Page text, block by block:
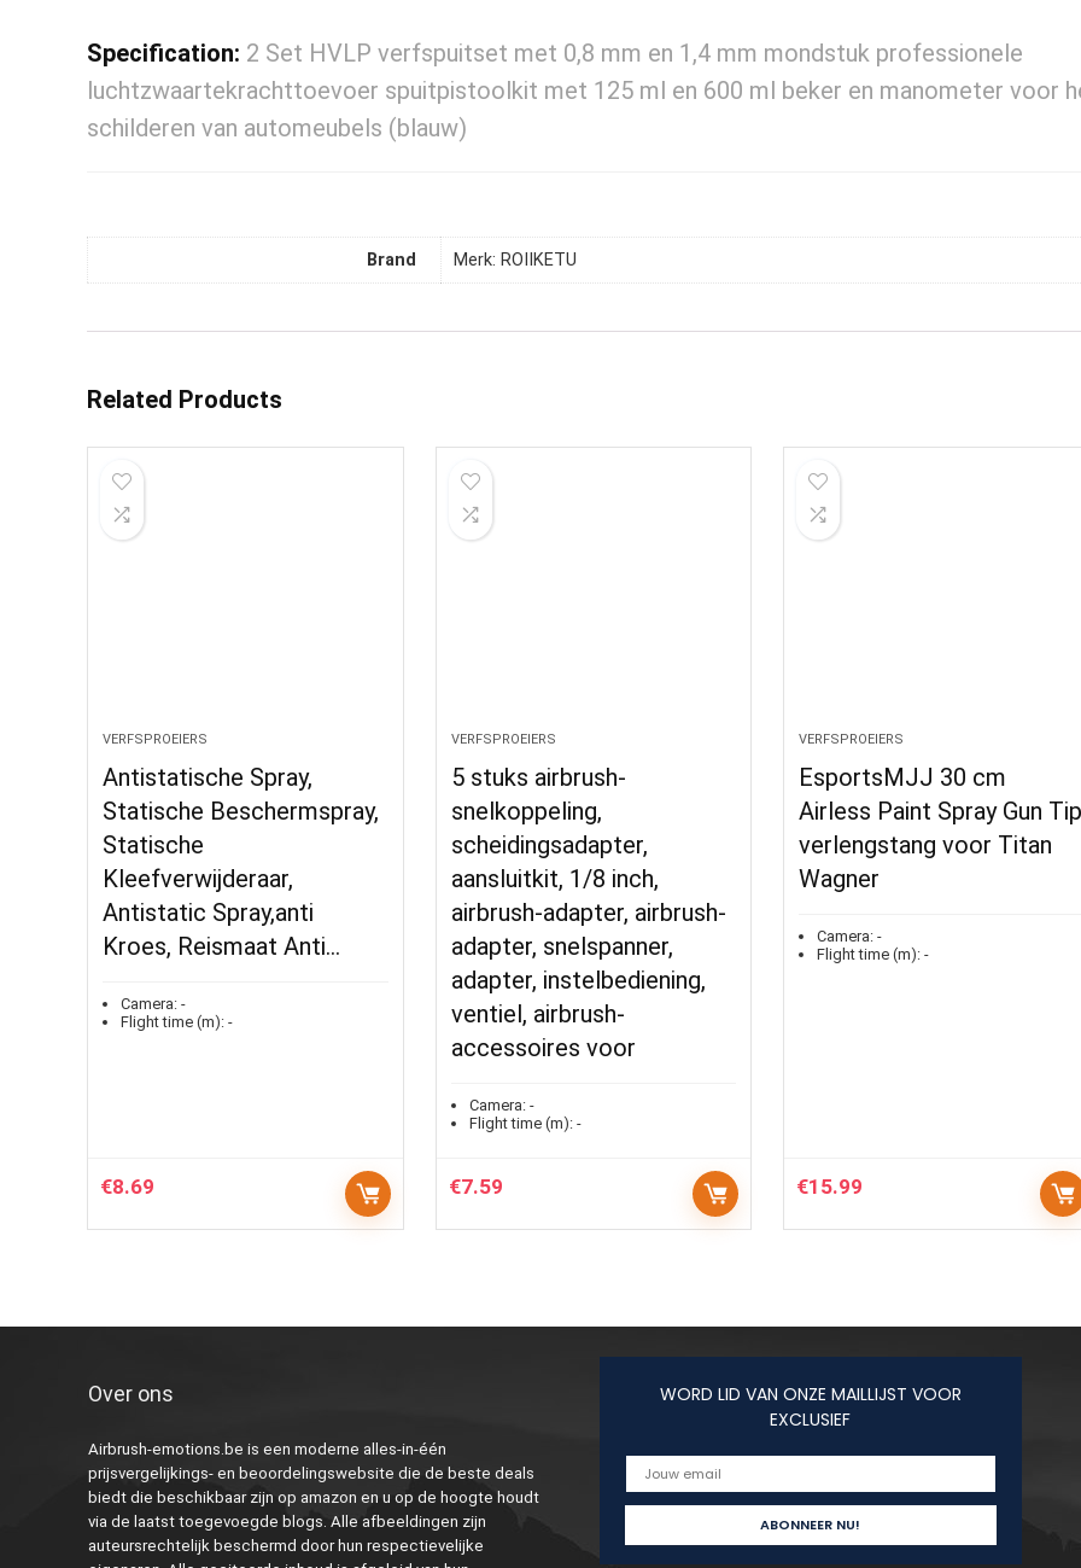
Specification: 2 Set HVLP verfspuitset met 0,8 mm en 1,4 mm mondstuk professionele
luchtzwaartekrachttoevoer spuitpistoolkit met 125 ml en 600 ml beker en manometer voor
schilderen van automeubels (blauw)
Brand Merk: ROIIKETU
Related Products
VERFSPROEIERS
Antistatische Spray,
Statische Beschermspray,
Statische
Kleefverwijderaar,
Antistatic Spray,anti
Kroes, Reismaat Anti…
Camera: -
Flight time (m): -
€8.69
VERFSPROEIERS
5 stuks airbrush-
snelkoppeling,
scheidingsadapter,
aansluitkit, 1/8 inch,
airbrush-adapter, airbrush-
adapter, snelspanner,
adapter, instelbediening,
ventiel, airbrush-
accessoires voor
Camera:-
Flight time (m):-
€7.59
VERFSPROEIERS
EsportsMJJ 30 cm
Airless Paint Spray Gun
verlengstang voor Titan
Wagner
Camera: -
Flight time (m): -
€15.99
Over ons
Airbrush-emotions.be is een moderne alles-in-één
prijsvergelijkings- en beoordelingswebsite die de beste deals
biedt die beschikbaar zijn op amazon en u op de hoogte houdt
via de laatst toegevoegde blogs. Alle afbeeldingen zijn
auteursrechtelijk beschermd door hun respectievelijke
WORD LID VAN ONZE MAILLIJST VOOR
EXCLUSIEF